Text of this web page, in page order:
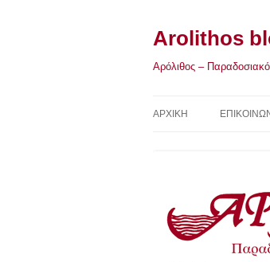
Arolithos
Αρόλιθος –
ΑΡΧΙΚΉ